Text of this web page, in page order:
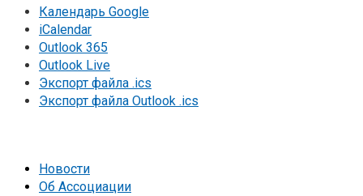
Календарь Google
iCalendar
Outlook 365
Outlook Live
Экспорт файла .ics
Экспорт файла Outlook .ics
Новости
Об Ассоциации